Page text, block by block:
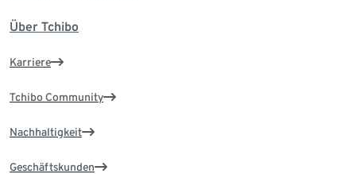
Über Tchibo
Karriere
Tchibo Community
Nachhaltigkeit
Geschäftskunden